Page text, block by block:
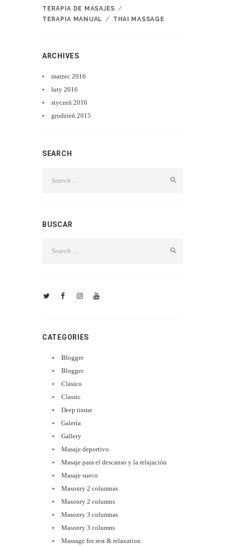
TERAPIA DE MASAJES
TERAPIA MANUAL
THAI MASSAGE
ARCHIVES
marzec 2016
luty 2016
styczeń 2016
grudzień 2015
SEARCH
BUSCAR
CATEGORIES
Blogger
Blogger
Clásico
Classic
Deep tissue
Galería
Gallery
Masaje deportivo
Masaje para el descanso y la relajación
Masaje sueco
Masonry 2 columnas
Masonry 2 columns
Masonry 3 columnas
Masonry 3 columns
Massage for rest & relaxation